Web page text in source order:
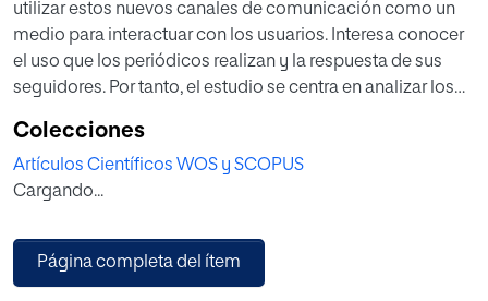
utilizar estos nuevos canales de comunicación como un
medio para interactuar con los usuarios. Interesa conocer
el uso que los periódicos realizan y la respuesta de sus
seguidores. Por tanto, el estudio se centra en analizar los
España durante el trimestre de octubre a diciembre de
2012. Los ejes centrales del artículo están orientados en
dos direcciones: uno tiene que ver con el uso de la red
interacción de los usuarios.
Colecciones
Artículos Científicos WOS y SCOPUS
Cargando...
Página completa del ítem